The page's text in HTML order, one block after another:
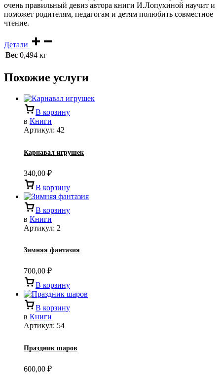
очень правильный девиз автора книги И.Лопухиной научит и
поможет родителям, педагогам и детям полюбить совместное
чтение.
Детали
Вес 0,494 кг
Похожие услуги
В корзину
в Книги
Артикул: 42
Карнавал игрушек
340,00 ₽
В корзину
В корзину
в Книги
Артикул: 2
Зимняя фантазия
700,00 ₽
В корзину
В корзину
в Книги
Артикул: 54
Праздник шаров
600,00 ₽